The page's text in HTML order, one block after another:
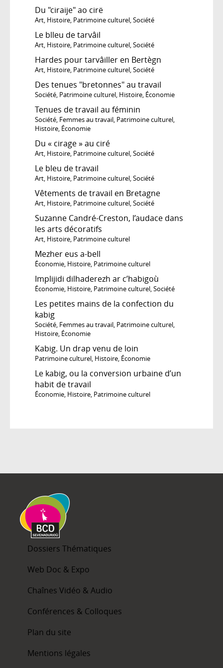
Du "ciraije" ao cirë
Art, Histoire, Patrimoine culturel,Société
Le blleu de tarvâil
Art, Histoire, Patrimoine culturel,Société
Hardes pour tarvâiller en Bertègn
Art, Histoire, Patrimoine culturel,Société
Des tenues "bretonnes" au travail
Société, Patrimoine culturel, Histoire, Économie
Tenues de travail au féminin
Société, Femmes au travail, Patrimoine culturel,
Histoire, Économie
Du « cirage » au ciré
Art, Histoire, Patrimoine culturel,Société
Le bleu de travail
Art, Histoire, Patrimoine culturel,Société
Vêtements de travail en Bretagne
Art, Histoire, Patrimoine culturel,Société
Suzanne Candré-Creston, l’audace dans
les arts décoratifs
Art, Histoire, Patrimoine culturel
Mezher eus a-bell
Économie, Histoire, Patrimoine culturel
Implijidi dilhaderezh ar c’habigoù
Économie, Histoire, Patrimoine culturel,Société
Les petites mains de la confection du
kabig
Société, Femmes au travail, Patrimoine culturel,
Histoire, Économie
Kabig. Un drap venu de loin
Patrimoine culturel, Histoire, Économie
Le kabig, ou la conversion urbaine d’un
habit de travail
Économie, Histoire, Patrimoine culturel
Dossiers Thématiques
Web Doc & Expo
Chaînes Vidéo & Audio
Conférences & Colloques
Plan du site
Mentions légales